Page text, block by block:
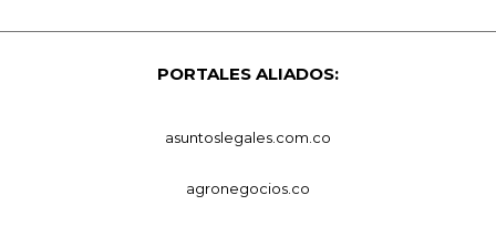
PORTALES ALIADOS:
asuntoslegales.com.co
agronegocios.co